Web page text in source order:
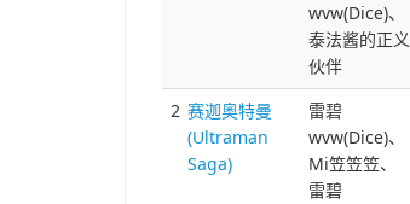
wvw(Dice)、
泰法酱的正义
伙伴
2 赛迦奥特曼
(Ultraman
Saga)
雷碧
wvw(Dice)、
Mi笠笠笠、
雷碧